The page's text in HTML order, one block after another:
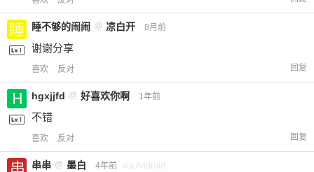
睡不够的闹闹 @ 凉白开 8月前
谢谢分享
喜欢 反对 回复
hgxjjfd @ 好喜欢你啊 1年前
不错
喜欢 反对 回复
串串 @ 墨白 4年前 via Android